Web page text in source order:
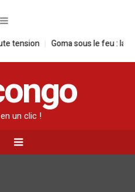
Goma sous le feu : la situation
un clic !